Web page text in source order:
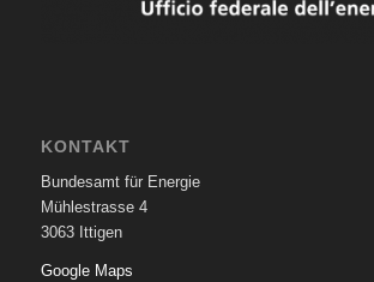
KONTAKT
Bundesamt für Energie
Mühlestrasse 4
3063 Ittigen
Google Maps